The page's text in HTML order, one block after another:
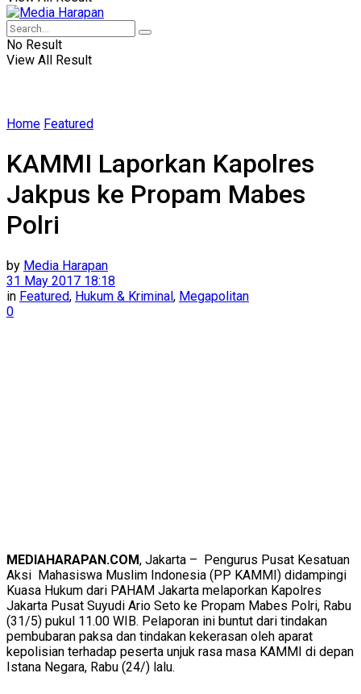
No Result
View All Result
Home Featured
KAMMI Laporkan Kapolres
Jakpus ke Propam Mabes
Polri
by Media Harapan
31 May 2017 18:18
in Featured, Hukum & Kriminal, Megapolitan
0
MEDIAHARAPAN.COM, Jakarta – Pengurus Pusat Kesatuan
Aksi Mahasiswa Muslim Indonesia (PP KAMMI) didampingi
Kuasa Hukum dari PAHAM Jakarta melaporkan Kapolres
Jakarta Pusat Suyudi Ario Seto ke Propam Mabes Polri, Rabu
(31/5) pukul 11.00 WIB. Pelaporan ini buntut dari tindakan
pembubaran paksa dan tindakan kekerasan oleh aparat
kepolisian terhadap peserta unjuk rasa masa KAMMI di depan
Istana Negara, Rabu (24/) lalu.